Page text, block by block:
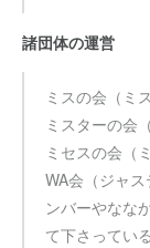
諸団体の運営
ミスの会（ミ
ミスターの会
ミセスの会（
WA会（ジャ
ンバーやなな
て下さってい